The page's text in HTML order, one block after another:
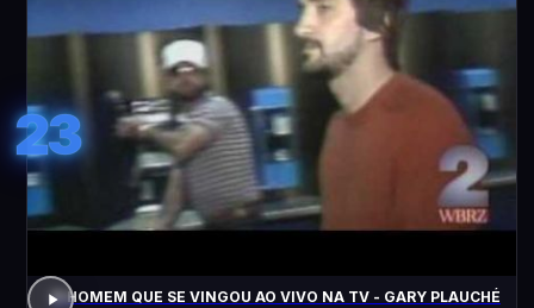
23
O HOMEM QUE SE VINGOU AO VIVO NA TV - GARY PLAUCHÉ